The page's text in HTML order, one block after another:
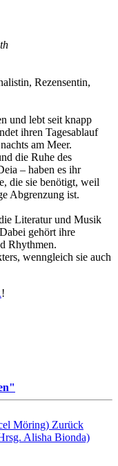
Rezensentin,
und lebt seit knapp
ihren Tagesablauf
am Meer.
die Ruhe des
– haben es ihr
die sie benötigt, weil
Abgrenzung ist.
Literatur und Musik
gehört ihre
Rhythmen.
wenngleich sie auch
!
Möring) Zurück
Alisha Bionda)